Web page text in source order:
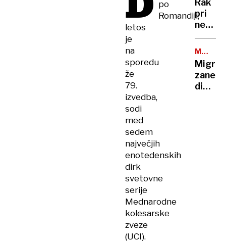
po
Romandiji,
letos
je
na
sporedu
že
79.
izvedba,
sodi
med
sedem
največjih
enotedenskih
dirk
svetovne
serije
Mednarodne
kolesarske
zveze
(UCI).
so
nizke
Rak
pri
Bidnu
se je
zelo
ga
MEJNI